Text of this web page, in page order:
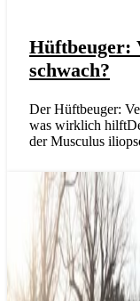
Hüftbeuger:
schwach?
Der Hüftbeuger:
was wirklich
der Musculus